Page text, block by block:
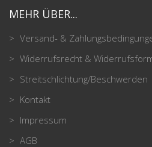
MEHR ÜBER...
Versand- &
Widerrufsrecht &
Streitschlichtung/Beschwerden
Kontakt
Impressum
AGB